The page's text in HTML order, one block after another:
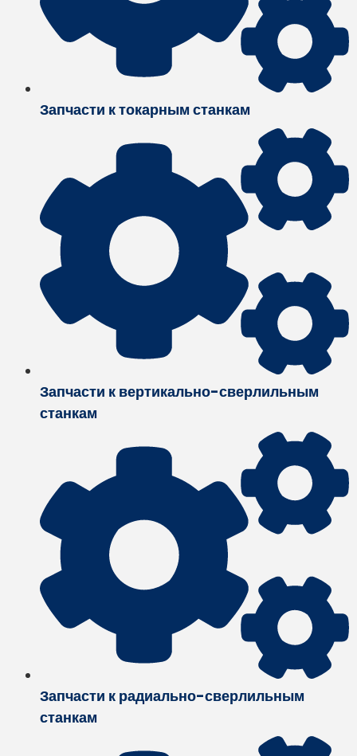
Запчасти к токарным станкам
Запчасти к вертикально-сверлильным
станкам
Запчасти к радиально-сверлильным
станкам